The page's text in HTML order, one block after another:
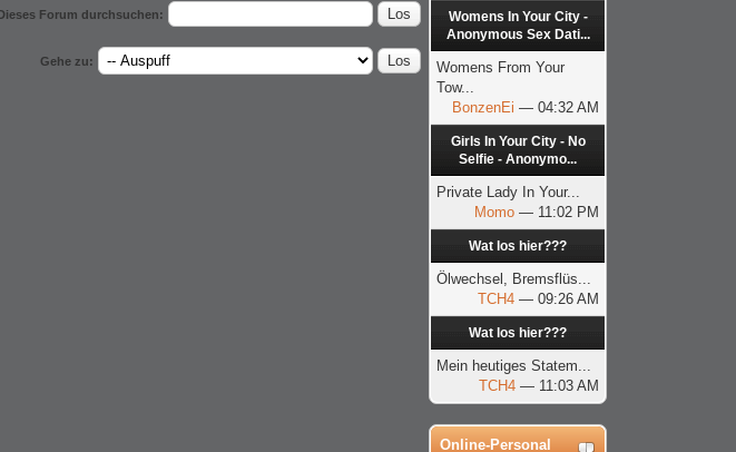
Forum durchsuchen:
Gehe zu:
Womens In Your City -
Anonymous Sex Dati...
Womens From Your
Tow...
BonzenEi — 04:32 AM
Girls In Your City - No
Selfie - Anonymo...
Private Lady In Your...
Momo — 11:02 PM
Wat los hier???
Ölwechsel, Bremsflüs...
TCH4 — 09:26 AM
Wat los hier???
Mein heutiges Statem...
TCH4 — 11:03 AM
Online-Personal